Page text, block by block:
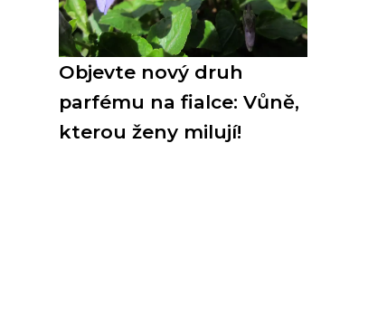
Objevte nový druh
parfému na fialce: Vůně,
kterou ženy milují!